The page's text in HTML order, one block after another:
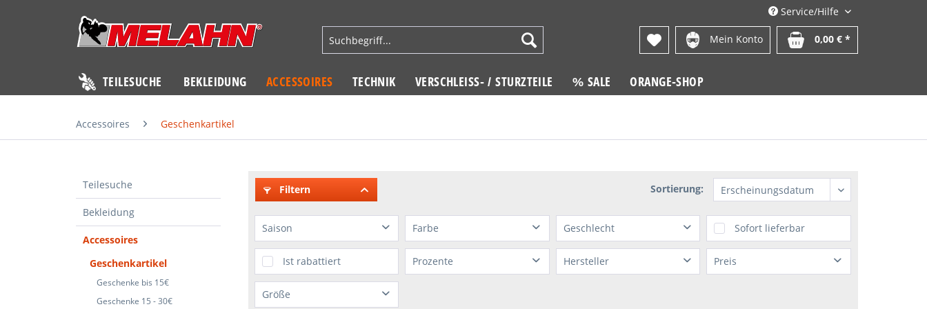
Service/Hilfe
Mein Konto 0,00 € *
TEILESUCHE BEKLEIDUNG ACCESSOIRES TECHNIK VERSCHLEISS- / STURZTEILE % SALE ORANGE-SHOP
Accessoires Geschenkartikel
Teilesuche
Bekleidung
Accessoires
Geschenkartikel
Geschenke bis 15€
Geschenke 15 - 30€
Filtern Sortierung:
Saison
Accessoires
Accessories
Accuri
Farbe
beige
blau
Geschlecht
Frauen
Kinder
Sofort lieferbar
Ist rabattiert Prozente Hersteller Preis
Größe